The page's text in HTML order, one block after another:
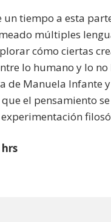
un tiempo a esta
múltiples
cómo ciertas
lo humano y lo
de Manuela Infante
el pensamiento
hrs